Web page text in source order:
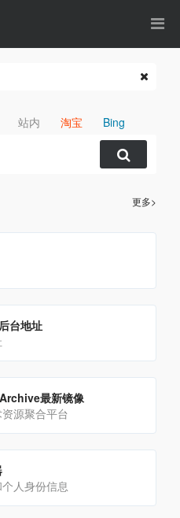
站内 淘宝 Bing
更多>
台地址
最新镜像
源聚合平台
人身份信息